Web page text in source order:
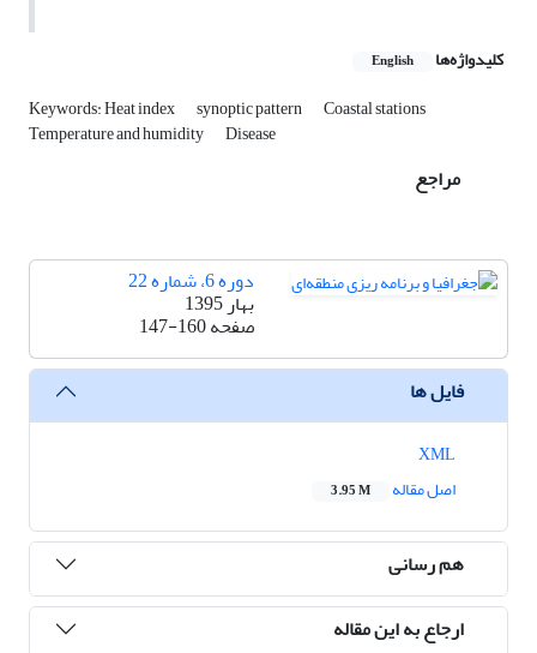
کلیدواژه‌ها English
Keywords: Heat index synoptic pattern Coastal stations
Temperature and humidity Disease
مراجع
دوره 6، شماره 22
بهار 1395
صفحه147-160
فایل ها
اصل مقاله
3.95 M
هم رسانی
ارجاع به این مقاله